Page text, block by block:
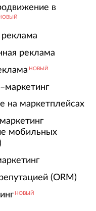
в
реклама
реклама
НОВЫЙ
на маркетплейсах
мобильных
(ORM)
НОВЫЙ